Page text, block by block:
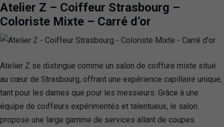
Atelier Z – Coiffeur Strasbourg –
Coloriste Mixte – Carré d’or
Atelier Z se distingue comme un salon de coiffure mixte situé
au cœur de Strasbourg, offrant une expérience capillaire unique,
tant pour les dames que pour les messieurs. Grâce à une
équipe de coiffeurs expérimentés et talentueux, le salon
propose une large gamme de services allant de coupes